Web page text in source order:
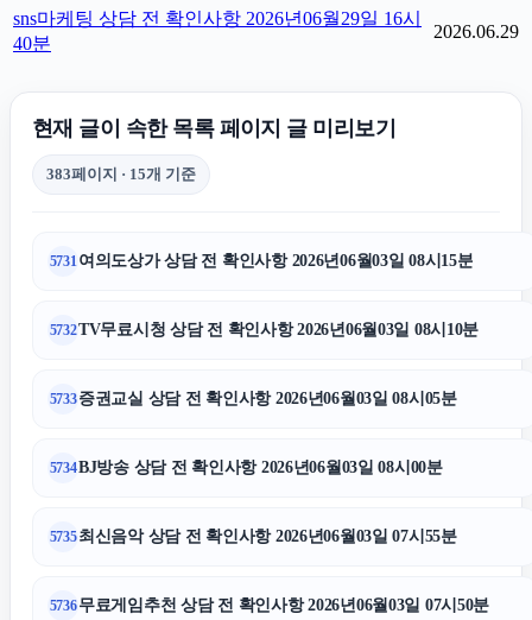
sns마케팅 상담 전 확인사항 2026년06월29일 16시
40분
2026.06.29
현재 글이 속한 목록 페이지 글 미리보기
383페이지 · 15개 기준
5731 여의도상가 상담 전 확인사항 2026년06월03일 08시15분
5732TV무료시청 상담 전 확인사항 2026년06월03일 08시10분
5733증권교실 상담 전 확인사항 2026년06월03일 08시05분
5734BJ방송 상담 전 확인사항 2026년06월03일 08시00분
5735최신음악 상담 전 확인사항 2026년06월03일 07시55분
5736무료게임추천 상담 전 확인사항 2026년06월03일 07시50분